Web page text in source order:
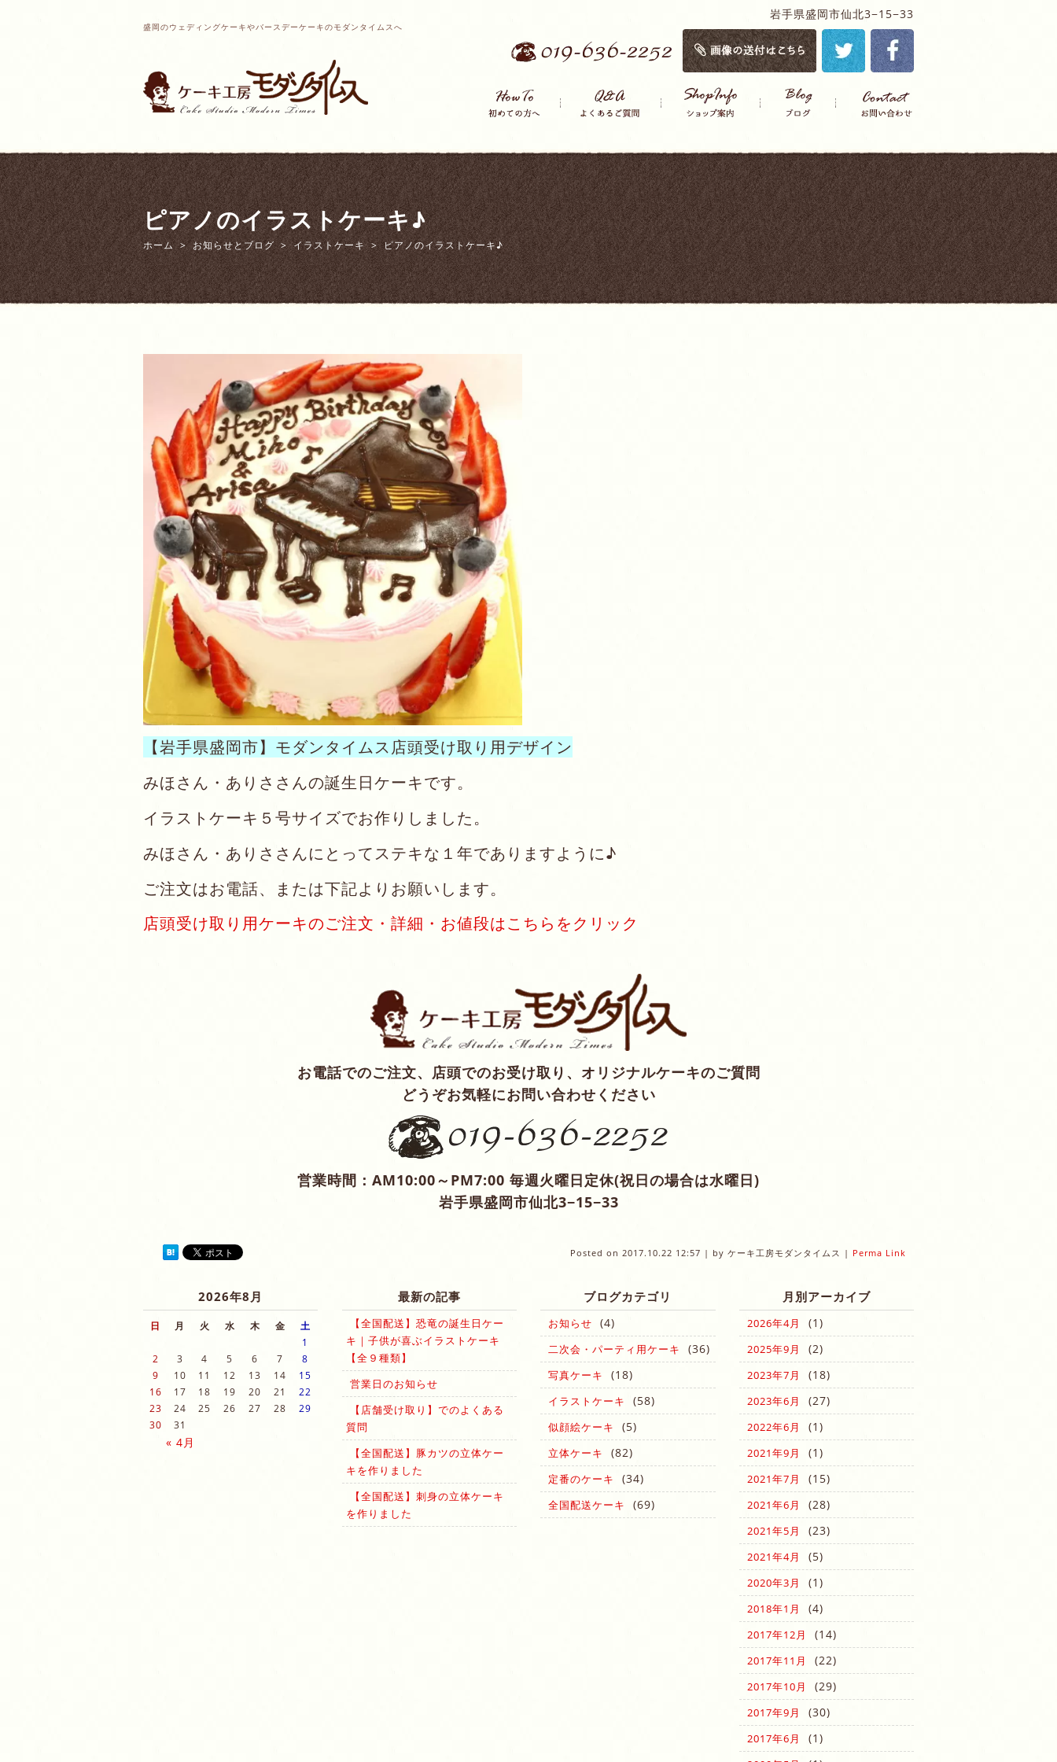
盛岡のウェディングケーキやバースデーケーキのモダンタイムスへ
岩手県盛岡市仙北3−15−33
ピアノのイラストケーキ♪
ホーム お知らせとブログ イラストケーキ ピアノのイラストケーキ♪
【岩手県盛岡市】モダンタイムス店頭受け取り用デザイン
みほさん・ありささんの誕生日ケーキです。
イラストケーキ５号サイズでお作りしました。
みほさん・ありささんにとってステキな１年でありますように♪
ご注文はお電話、または下記よりお願いします。
店頭受け取り用ケーキのご注文・詳細・お値段はこちらをクリック
お電話でのご注文、店頭でのお受け取り、オリジナルケーキのご質問
どうぞお気軽にお問い合わせください
営業時間：AM10:00～PM7:00 毎週火曜日定休(祝日の場合は水曜日)
岩手県盛岡市仙北3−15−33
Posted on 2017.10.22 12:57 | by ケーキ工房モダンタイムス | Perma Link
2026年8月
日 月 火 水 木 金 土
« 4月
1
2
3 4 5 6 7
8
9
10 11 12 13 14
15
16
17 18 19 20 21
22
23
24 25 26 27 28
29
30
31
最新の記事
【全国配送】恐竜の誕生日ケー
キ｜子供が喜ぶイラストケーキ
【全９種類】
営業日のお知らせ
【店舗受け取り】でのよくある
質問
【全国配送】豚カツの立体ケー
キを作りました
【全国配送】刺身の立体ケーキ
を作りました
ブログカテゴリ
お知らせ (4)
二次会・パーティ用ケーキ (36)
写真ケーキ (18)
イラストケーキ (58)
似顔絵ケーキ (5)
立体ケーキ (82)
定番のケーキ (34)
全国配送ケーキ (69)
月別アーカイブ
2026年4月 (1)
2025年9月 (2)
2023年7月 (18)
2023年6月 (27)
2022年6月 (1)
2021年9月 (1)
2021年7月 (15)
2021年6月 (28)
2021年5月 (23)
2021年4月 (5)
2020年3月 (1)
2018年1月 (4)
2017年12月 (14)
2017年11月 (22)
2017年10月 (29)
2017年9月 (30)
2017年6月 (1)